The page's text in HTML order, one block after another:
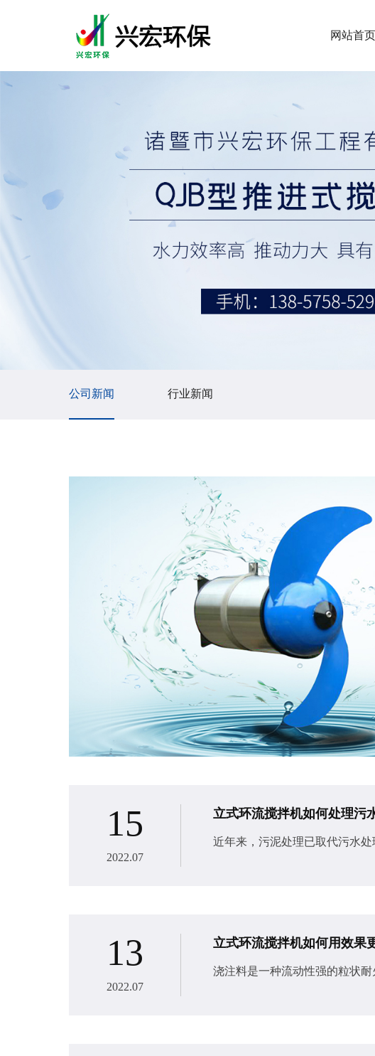
网站首页
公司新闻 行业新闻
15
2022.07
立式环流搅拌机如何处理污
近年来，污泥处理已取代污水
13
2022.07
立式环流搅拌机如何用效果
浇注料是一种流动性强的粒状耐